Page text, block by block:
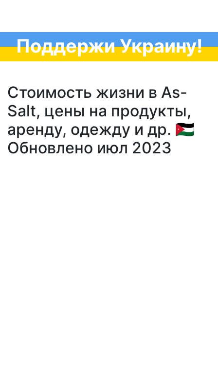
Поддержи Украину!
Стоимость жизни в As-
Salt, цены на продукты,
аренду, одежду и др. 🇯🇴
Обновлено июл 2023